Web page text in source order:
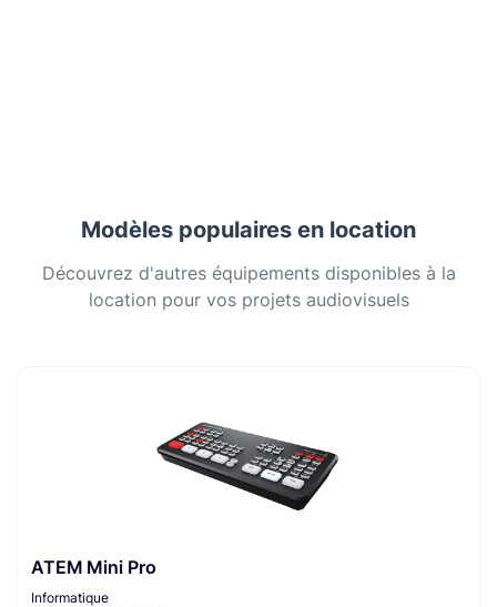
Modèles populaires en location
Découvrez d'autres équipements disponibles à la
location pour vos projets audiovisuels
ATEM Mini Pro
Informatique